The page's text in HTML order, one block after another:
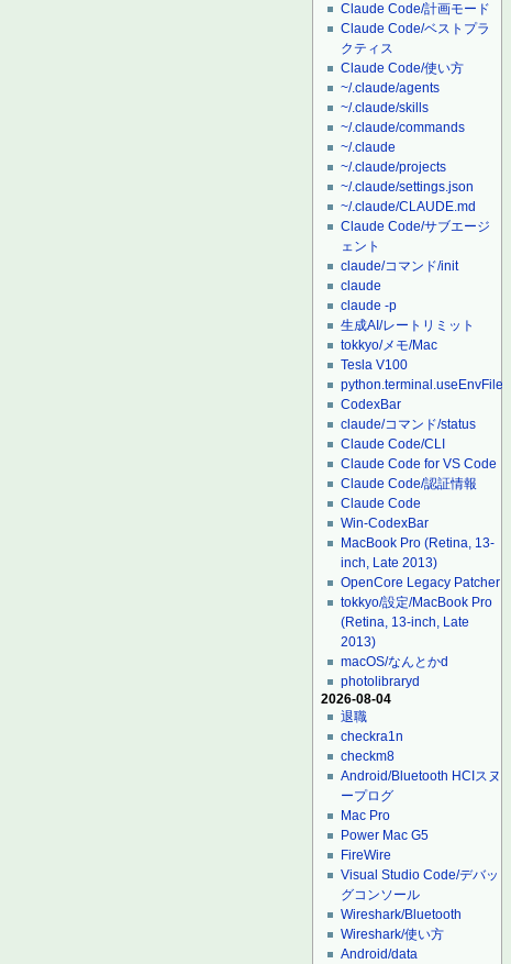
Claude Code/計画モード
Claude Code/ベストプラ
クティス
Claude Code/使い方
~/.claude/agents
~/.claude/skills
~/.claude/commands
~/.claude
~/.claude/projects
~/.claude/settings.json
~/.claude/CLAUDE.md
Claude Code/サブエージ
ェント
claude/コマンド/init
claude
claude -p
生成AI/レートリミット
tokkyo/メモ/Mac
Tesla V100
python.terminal.useEnvFile
CodexBar
claude/コマンド/status
Claude Code/CLI
Claude Code for VS Code
Claude Code/認証情報
Claude Code
Win-CodexBar
MacBook Pro (Retina, 13-
inch, Late 2013)
OpenCore Legacy Patcher
tokkyo/設定/MacBook Pro
(Retina, 13-inch, Late
2013)
macOS/なんとかd
photolibraryd
2026-08-04
退職
checkra1n
checkm8
Android/Bluetooth HCIスヌ
ープログ
Mac Pro
Power Mac G5
FireWire
Visual Studio Code/デバッ
グコンソール
Wireshark/Bluetooth
Wireshark/使い方
Android/data